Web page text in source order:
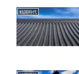
戦国時代